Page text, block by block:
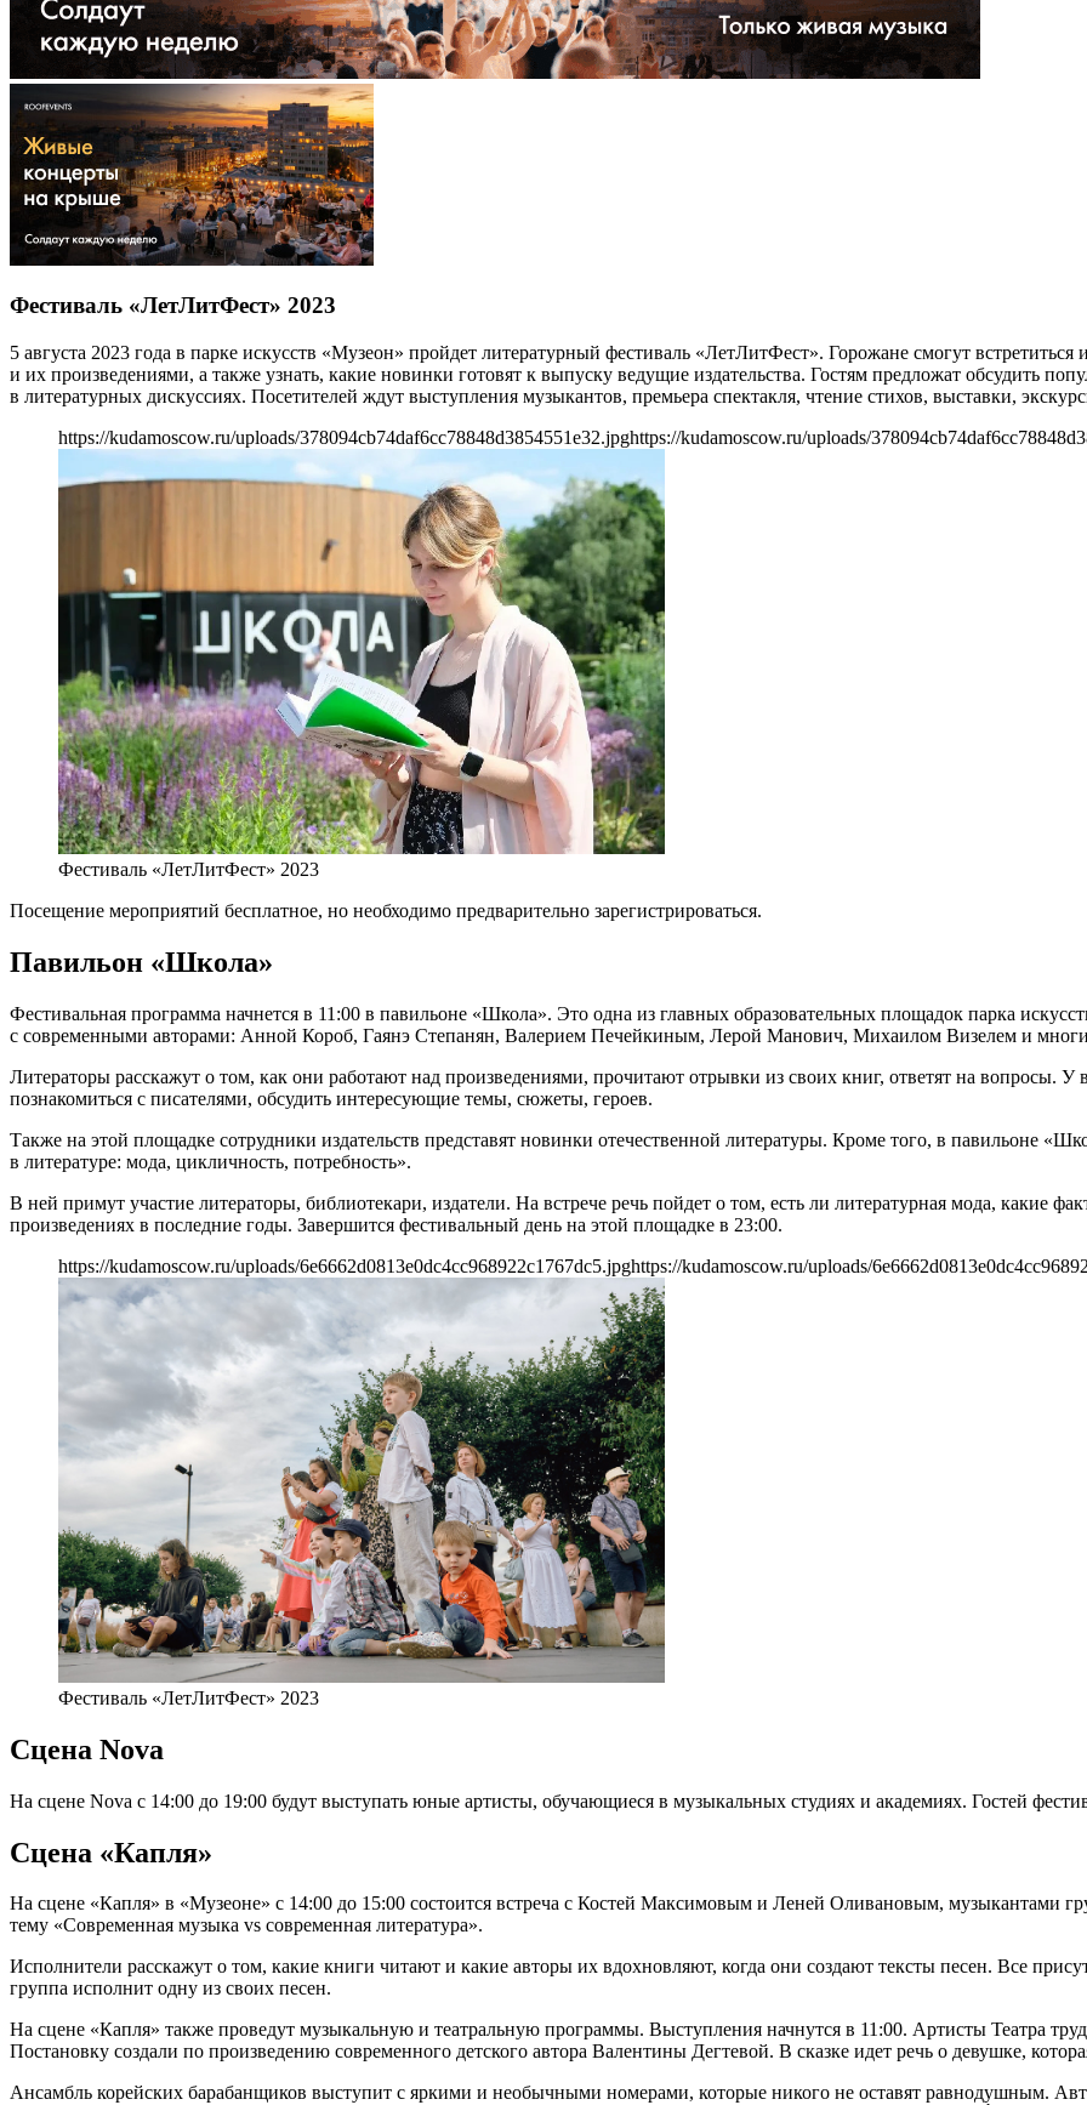
Фестиваль «ЛетЛитФест» 2023
5 августа 2023 года в парке искусств «Музеон» пройдет литературный фестиваль «ЛетЛитФест». Горожане смогут
и их произведениями, а также узнать, какие новинки готовят к выпуску ведущие издательства. Гостям предложат обсудить
в литературных дискуссиях. Посетителей ждут выступления музыкантов, премьера спектакля, чтение стихов, выставки,
https://kudamoscow.ru/uploads/378094cb74daf6cc78848d3854551e32.jpghttps://kudamoscow.ru/uploads/
Фестиваль «ЛетЛитФест» 2023
Посещение мероприятий бесплатное, но необходимо предварительно зарегистрироваться.
Павильон «Школа»
Фестивальная программа начнется в 11:00 в павильоне «Школа». Это одна из главных образовательных площадок парка
с современными авторами: Анной Короб, Гаянэ Степанян, Валерием Печейкиным, Лерой Манович, Михаилом Визелем и
Литераторы расскажут о том, как они работают над произведениями, прочитают отрывки из своих книг, ответят на вопросы. У
познакомиться с писателями, обсудить интересующие темы, сюжеты, героев.
Также на этой площадке сотрудники издательств представят новинки отечественной литературы. Кроме того, в павильоне
в литературе: мода, цикличность, потребность».
В ней примут участие литераторы, библиотекари, издатели. На встрече речь пойдет о том, есть ли литературная мода, какие
произведениях в последние годы. Завершится фестивальный день на этой площадке в 23:00.
https://kudamoscow.ru/uploads/6e6662d0813e0dc4cc968922c1767dc5.jpghttps://kudamoscow.ru/uploads/
Фестиваль «ЛетЛитФест» 2023
Сцена Nova
На сцене Nova с 14:00 до 19:00 будут выступать юные артисты, обучающиеся в музыкальных студиях и академиях. Гостей
Сцена «Капля»
На сцене «Капля» в «Музеоне» с 14:00 до 15:00 состоится встреча с Костей Максимовым и Леней Оливановым, музыкантами
тему «Современная музыка vs современная литература».
Исполнители расскажут о том, какие книги читают и какие авторы их вдохновляют, когда они создают тексты песен. Все
группа исполнит одну из своих песен.
На сцене «Капля» также проведут музыкальную и театральную программы. Выступления начнутся в 11:00. Артисты Театра
Постановку создали по произведению современного детского автора Валентины Дегтевой. В сказке идет речь о девушке,
Ансамбль корейских барабанщиков выступит с яркими и необычными номерами, которые никого не оставят равнодушным.